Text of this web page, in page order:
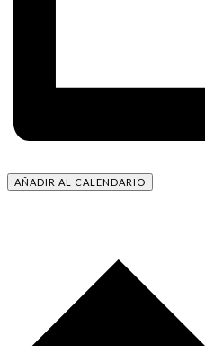
AÑADIR AL CALENDARIO